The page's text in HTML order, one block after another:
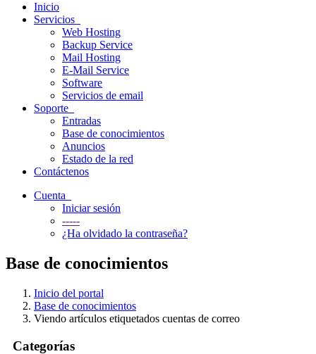
Inicio
Servicios
Web Hosting
Backup Service
Mail Hosting
E-Mail Service
Software
Servicios de email
Soporte
Entradas
Base de conocimientos
Anuncios
Estado de la red
Contáctenos
Cuenta
Iniciar sesión
-----
¿Ha olvidado la contraseña?
Base de conocimientos
Inicio del portal
Base de conocimientos
Viendo artículos etiquetados cuentas de correo
Categorías